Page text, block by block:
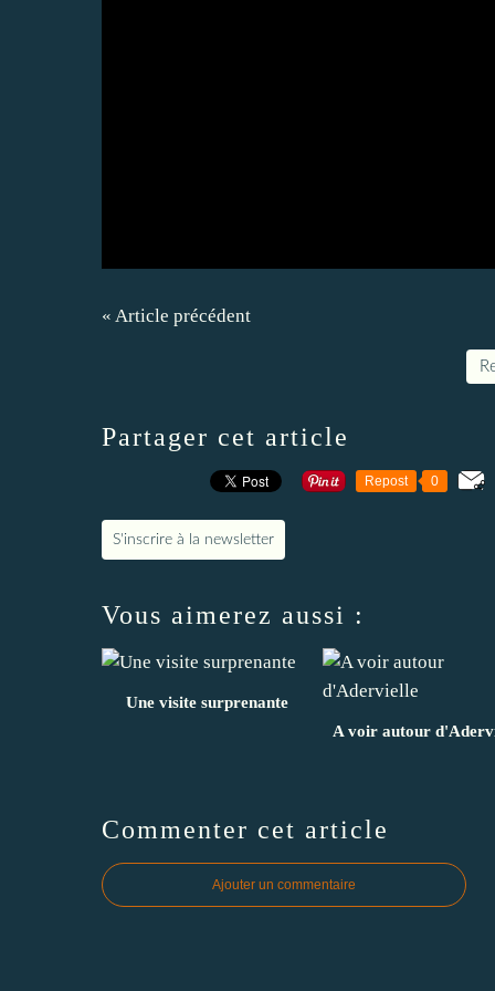
« Article précédent
Partager cet article
Repost 0
S'inscrire à la newsletter
Vous aimerez aussi :
Une visite surprenante
A voir autour
Commenter cet article
Ajouter un commentaire